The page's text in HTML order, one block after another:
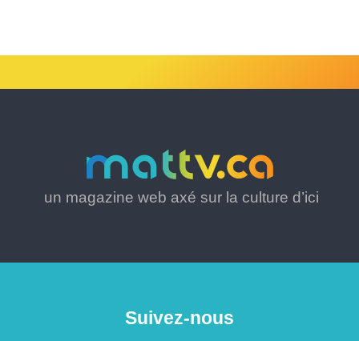
un magazine web axé sur la culture d’ici
Suivez-nous